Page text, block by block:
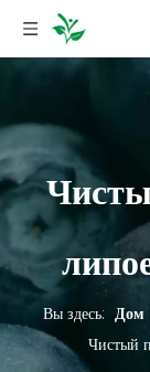
Вы здесь: Дом
Чистый